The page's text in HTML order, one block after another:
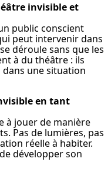
invisible et
public conscient
peut intervenir dans
déroule sans que les
à du théâtre : ils
une situation
en tant
à jouer de manière
Pas de lumières, pas
réelle à habiter.
développer son